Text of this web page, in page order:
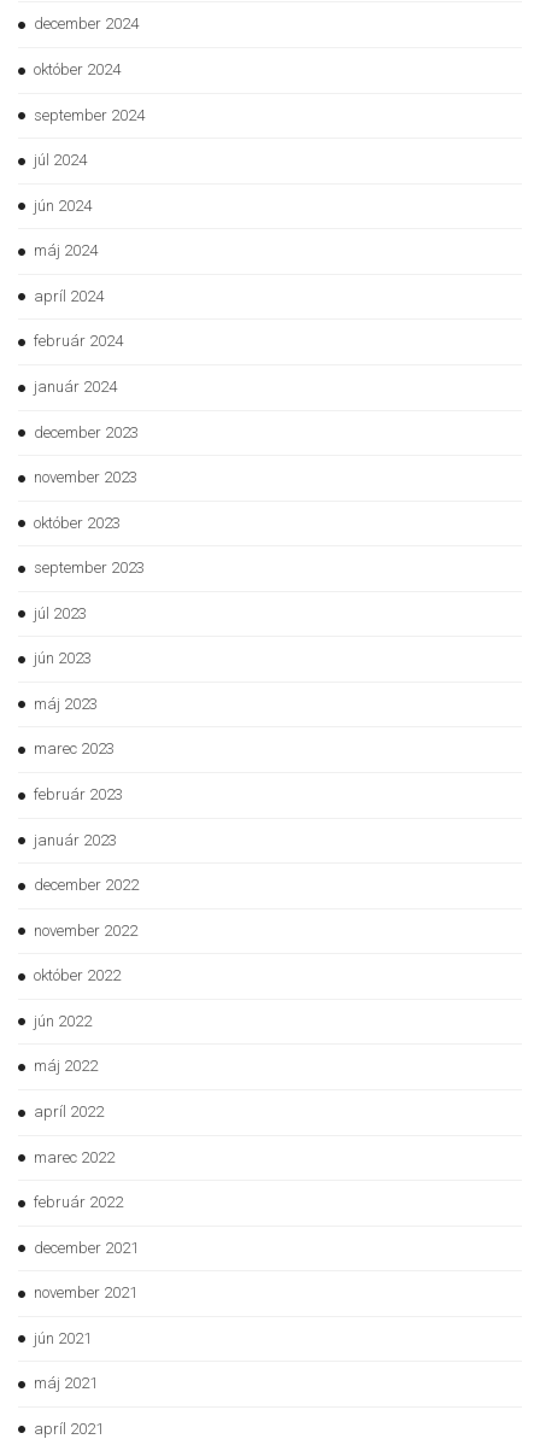
december 2024
október 2024
september 2024
júl 2024
jún 2024
máj 2024
apríl 2024
február 2024
január 2024
december 2023
november 2023
október 2023
september 2023
júl 2023
jún 2023
máj 2023
marec 2023
február 2023
január 2023
december 2022
november 2022
október 2022
jún 2022
máj 2022
apríl 2022
marec 2022
február 2022
december 2021
november 2021
jún 2021
máj 2021
apríl 2021